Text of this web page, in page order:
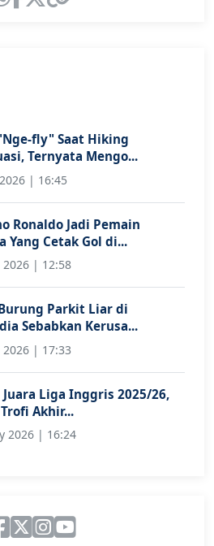
fly" Saat Hiking
Ternyata Mengo...
| 16:45
Ronaldo Jadi Pemain
Yang Cetak Gol di...
2026 | 12:58
Parkit Liar di
Sebabkan Kerusa...
2026 | 17:33
Liga Inggris 2025/26,
Akhir...
2026 | 16:24